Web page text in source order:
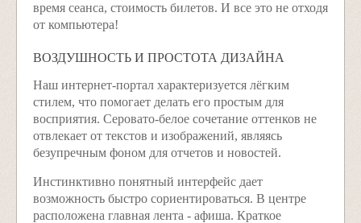
время сеанса, стоимость билетов. И все это не отходя
от компьютера!
ВОЗДУШНОСТЬ И ПРОСТОТА ДИЗАЙНА
Наш интернет-портал характеризуется лёгким
стилем, что помогает делать его простым для
восприятия. Серовато-белое сочетание оттенков не
отвлекает от текстов и изображений, являясь
безупречным фоном для отчетов и новостей.
Инстинктивно понятный интерфейс дает
возможность быстро сориентироваться. В центре
расположена главная лента - афиша. Краткое